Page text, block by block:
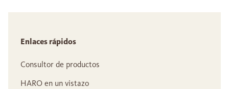
Enlaces rápidos
Consultor de productos
HARO en un vistazo